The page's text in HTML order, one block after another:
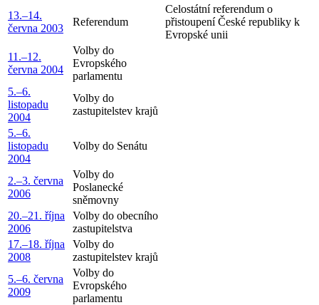
13.–14.
června 2003
Referendum
Celostátní referendum o
přistoupení České republiky k
Evropské unii
11.–12.
června 2004
Volby do
Evropského
parlamentu
5.–6.
listopadu
2004
Volby do
zastupitelstev krajů
5.–6.
listopadu
2004
Volby do Senátu
2.–3. června
2006
Volby do
Poslanecké
sněmovny
20.–21. října
2006
Volby do obecního
zastupitelstva
17.–18. října
2008
Volby do
zastupitelstev krajů
5.–6. června
2009
Volby do
Evropského
parlamentu